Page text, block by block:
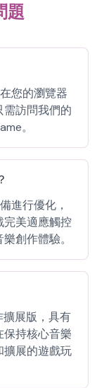
題
您的瀏覽器
訪問我們的
。
進行優化，
完美適應觸控
創作體驗。
展版，具有
持核心音樂
擴展的遊戲玩